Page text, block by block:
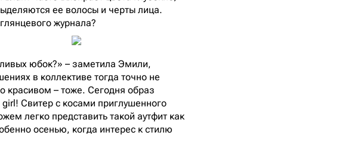
ее волосы и черты лица.
журнала?
юбок?» – заметила Эмили,
в коллективе тогда точно не
красивом – тоже. Сегодня образ
Свитер с косами приглушенного
легко представить такой аутфит как
осенью, когда интерес к стилю